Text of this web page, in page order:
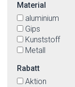
Material
aluminium
Gips
Kunststoff
Metall
Rabatt
Aktion